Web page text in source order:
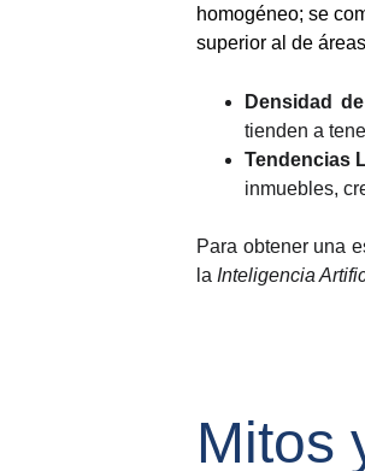
homogéneo; se
superior al de
Densidad
tienden a
Tendencias
inmuebles,
Para obtener una
la Inteligencia
Mitos